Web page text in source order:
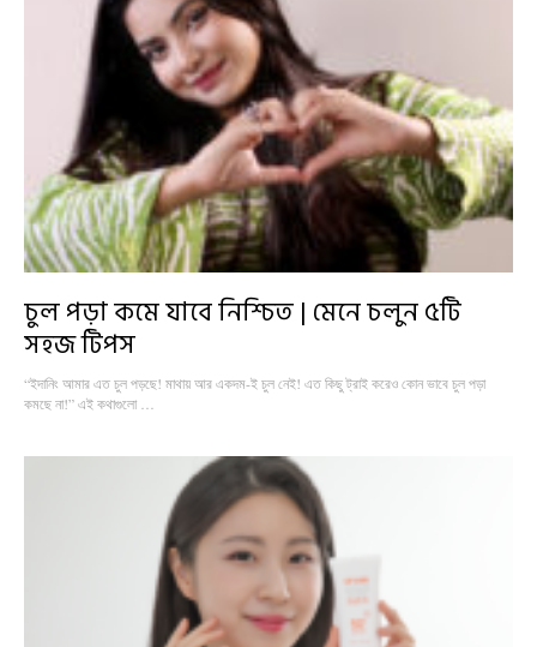
চুল পড়া কমে যাবে নিশ্চিত | মেনে চলুন ৫টি
সহজ টিপস
“ইদানিং আমার এত চুল পড়ছে! মাথায় আর একদম-ই চুল নেই! এত কিছু ট্রাই করেও কোন ভাবে চুল পড়া
কমছে না!” এই কথাগুলো …